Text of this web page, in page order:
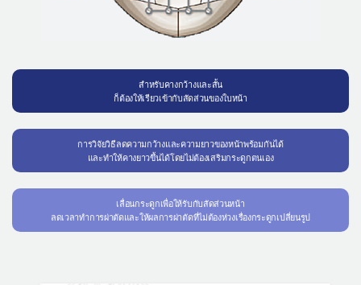
สำหรับคางกว้างและสั้น
ก็ต้องให้เรียวเข้ากับสัดส่วนของใบหน้า
การวิจัยวิธีลดความกว้างและความยาวของหน้าพร้อมกันได้
และทำให้คางยาวขึ้นได้โดยไม่ต้องเสริมกระดูกตนเอง
เลื่อนกระดูกเพื่อให้รับกับสัดส่วนหน้า
ลดเวลาทำการผ่าตัดและให้ผลการผ่าตัดที่ไม่ต้องห่วงเรื่องกระดูกเปลี่ยนรูป